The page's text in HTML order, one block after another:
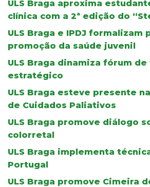
ULS Braga aproxima
clínica com a 2ª edição do
ULS Braga e IPDJ formalizam
promoção da saúde juvenil
ULS Braga dinamiza fórum
estratégico
ULS Braga esteve presente
de Cuidados Paliativos
ULS Braga promove diálogo
colorretal
ULS Braga implementa
Portugal
ULS Braga promove Cimeira